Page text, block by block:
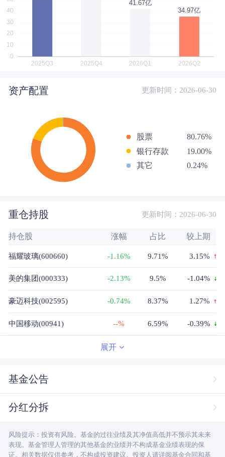
资产配置 更新时间：2026-06-30
股票
80.76%
银行存款
19.00%
其它
0.24%
重仓持股 更新时间：2026-06-30
持仓股 涨幅 占比 较上期
福耀玻璃(600660) -1.16% 9.71% 3.15%
美的集团(000333) -2.13% 9.5% -1.04%
豪迈科技(002595) -0.74% 8.37% 1.27%
中国移动(00941) --% 6.59% -0.39%
-0.39%
浙江龙盛(600352)
中国海洋石油(00883) --% 2.83% -0.68%
展开
基金公告
分红分拆
风险提示：投资有风险。基金的过往业绩及其净值高低并不预示其未来
表现。基金管理人管理的其他基金的业绩并不构成基金业绩表现的保
证。相关数据仅供参考，不构成投资建议。投资人请详阅基金合同和基